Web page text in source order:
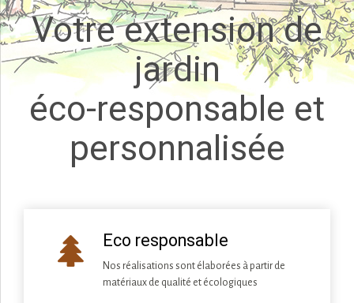
Votre extension de
jardin
éco-responsable et
personnalisée
Eco responsable
Nos réalisations sont élaborées à partir de
matériaux de qualité et écologiques